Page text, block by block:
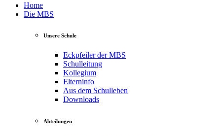
Home
Die MBS
Unsere Schule
Eckpfeiler der MBS
Schulleitung
Kollegium
Elterninfo
Aus dem Schulleben
Downloads
Abteilungen